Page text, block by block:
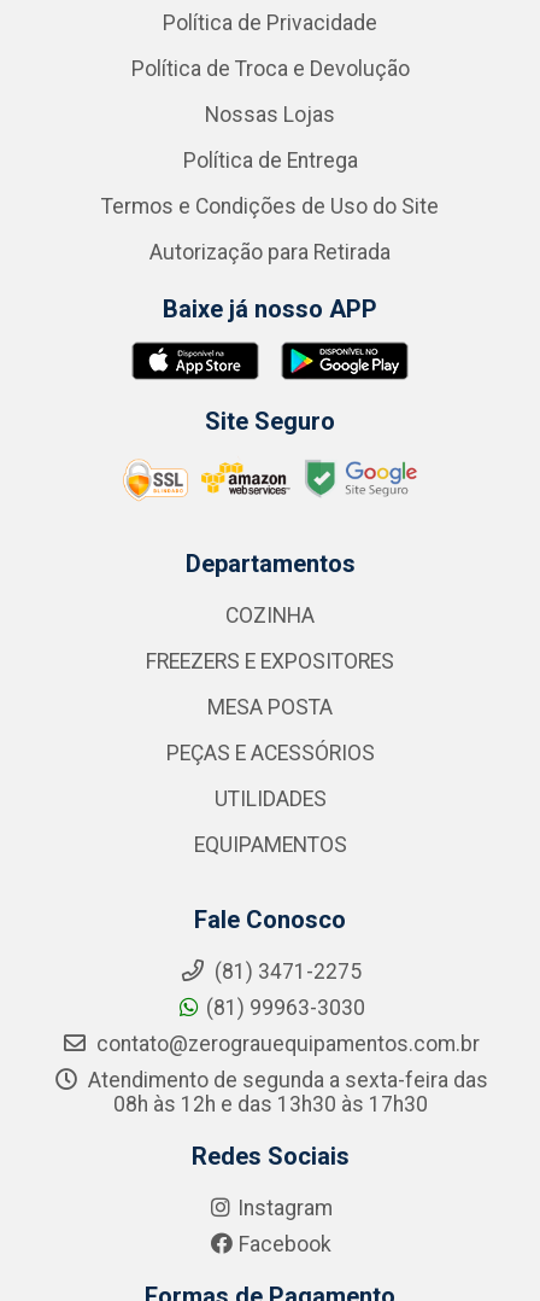
Política de Privacidade
Política de Troca e Devolução
Nossas Lojas
Política de Entrega
Termos e Condições de Uso do Site
Autorização para Retirada
Baixe já nosso APP
Site Seguro
Departamentos
COZINHA
FREEZERS E EXPOSITORES
MESA POSTA
PEÇAS E ACESSÓRIOS
UTILIDADES
EQUIPAMENTOS
Fale Conosco
(81) 3471-2275
(81) 99963-3030
contato@zerograuequipamentos.com.br
Atendimento de segunda a sexta-feira das
08h às 12h e das 13h30 às 17h30
Redes Sociais
Instagram
Facebook